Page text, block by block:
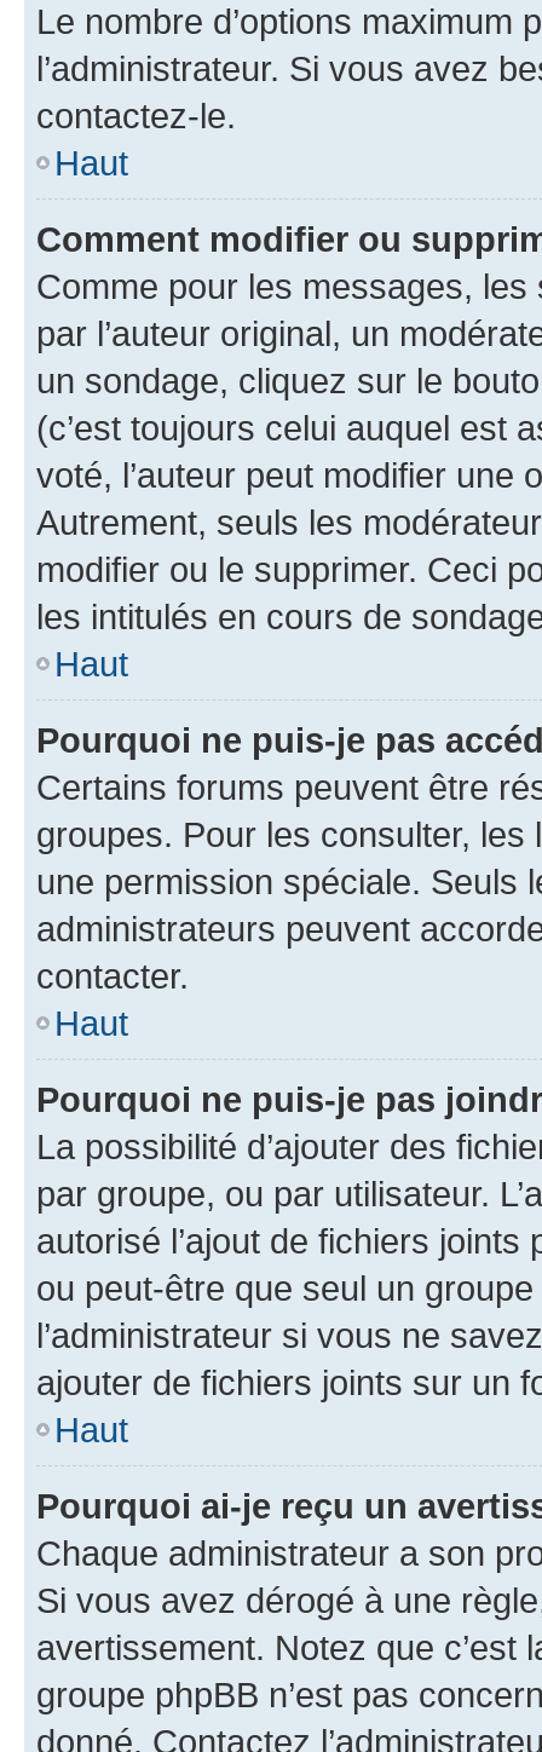
Le nombre d’options maximum
l’administrateur. Si vous avez
contactez-le.
Haut
Comment modifier ou
Comme pour les messages,
par l’auteur original, un
un sondage, cliquez sur le
(c’est toujours celui auquel est
voté, l’auteur peut modifier une
Autrement, seuls les
modifier ou le supprimer. Ceci
les intitulés en cours de
Haut
Pourquoi ne puis-je pas
Certains forums peuvent être
groupes. Pour les consulter,
une permission spéciale. Seuls
administrateurs peuvent
contacter.
Haut
Pourquoi ne puis-je pas
La possibilité d’ajouter des
par groupe, ou par utilisateur.
autorisé l’ajout de fichiers
ou peut-être que seul un
l’administrateur si vous ne
ajouter de fichiers joints sur un
Haut
Pourquoi ai-je reçu un
Chaque administrateur a son
Si vous avez dérogé à une
avertissement. Notez que c’est
groupe phpBB n’est pas
donné. Contactez